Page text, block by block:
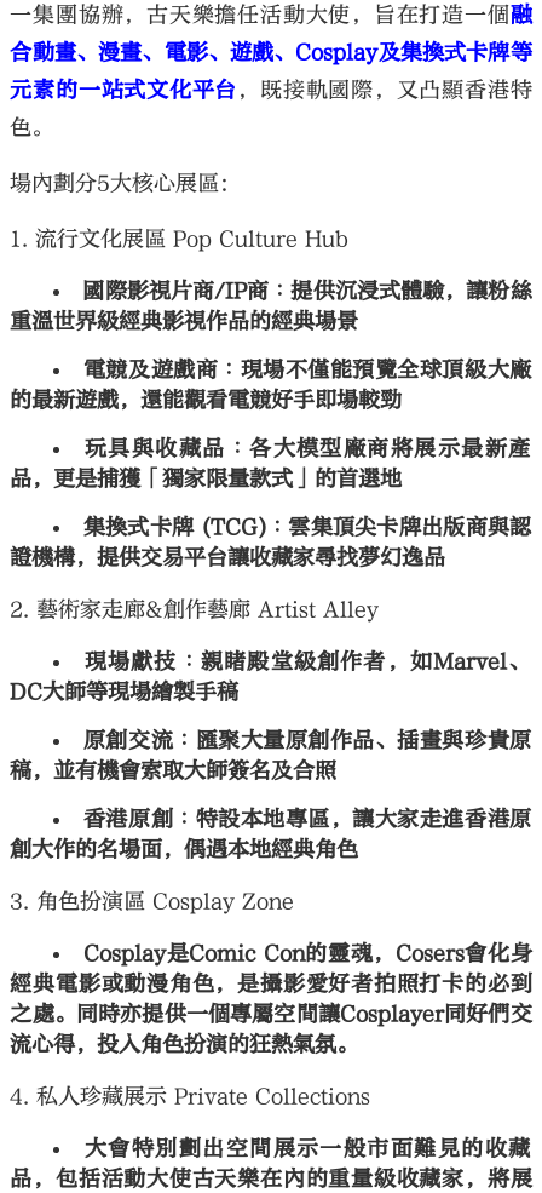
一集團協辦，古天樂擔任活動大使，旨在打造一個融
合動畫、漫畫、電影、遊戲、Cosplay及集換式卡牌等
元素的一站式文化平台 ，既接軌國際，又凸顯香港特
色。
場內劃分5大核心展區：
1. 流行文化展區 Pop Culture Hub
國際影視片商/IP商︰提供沉浸式體驗，讓粉絲
重溫世界級經典影視作品的經典場景
電競及遊戲商︰現場不僅能預覽全球頂級大廠
的最新遊戲，還能觀看電競好手即場較勁
玩具與收藏品︰各大模型廠商將展示最新產
品，更是捕獲「獨家限量款式」的首選地
集換式卡牌 (TCG)︰雲集頂尖卡牌出版商與認
證機構，提供交易平台讓收藏家尋找夢幻逸品
2. 藝術家走廊&創作藝廊 Artist Alley
現場獻技︰親睹殿堂級創作者，如Marvel、
DC大師等現場繪製手稿
原創交流︰匯聚大量原創作品、插畫與珍貴原
稿，並有機會索取大師簽名及合照
香港原創︰特設本地專區，讓大家走進香港原
創大作的名場面，偶遇本地經典角色
3. 角色扮演區 Cosplay Zone
Cosplay是Comic Con的靈魂，Cosers會化身
經典電影或動漫角色，是攝影愛好者拍照打卡的必到
之處。同時亦提供一個專屬空間讓Cosplayer同好們交
流心得，投入角色扮演的狂熱氣氛。
4. 私人珍藏展示 Private Collections
大會特別劃出空間展示一般市面難見的收藏
品，包括活動大使古天樂在內的重量級收藏家，將展